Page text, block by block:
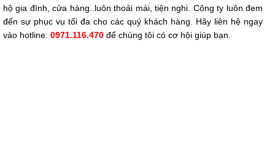
hộ gia đình, cửa hàng..luôn thoải mái, tiện nghi. Công ty luôn đem
đến sự phục vụ tối đa cho các quý khách hàng. Hãy liên hệ ngay
vào hotline: 0971.116.470 để chúng tôi có cơ hội giúp bạn.